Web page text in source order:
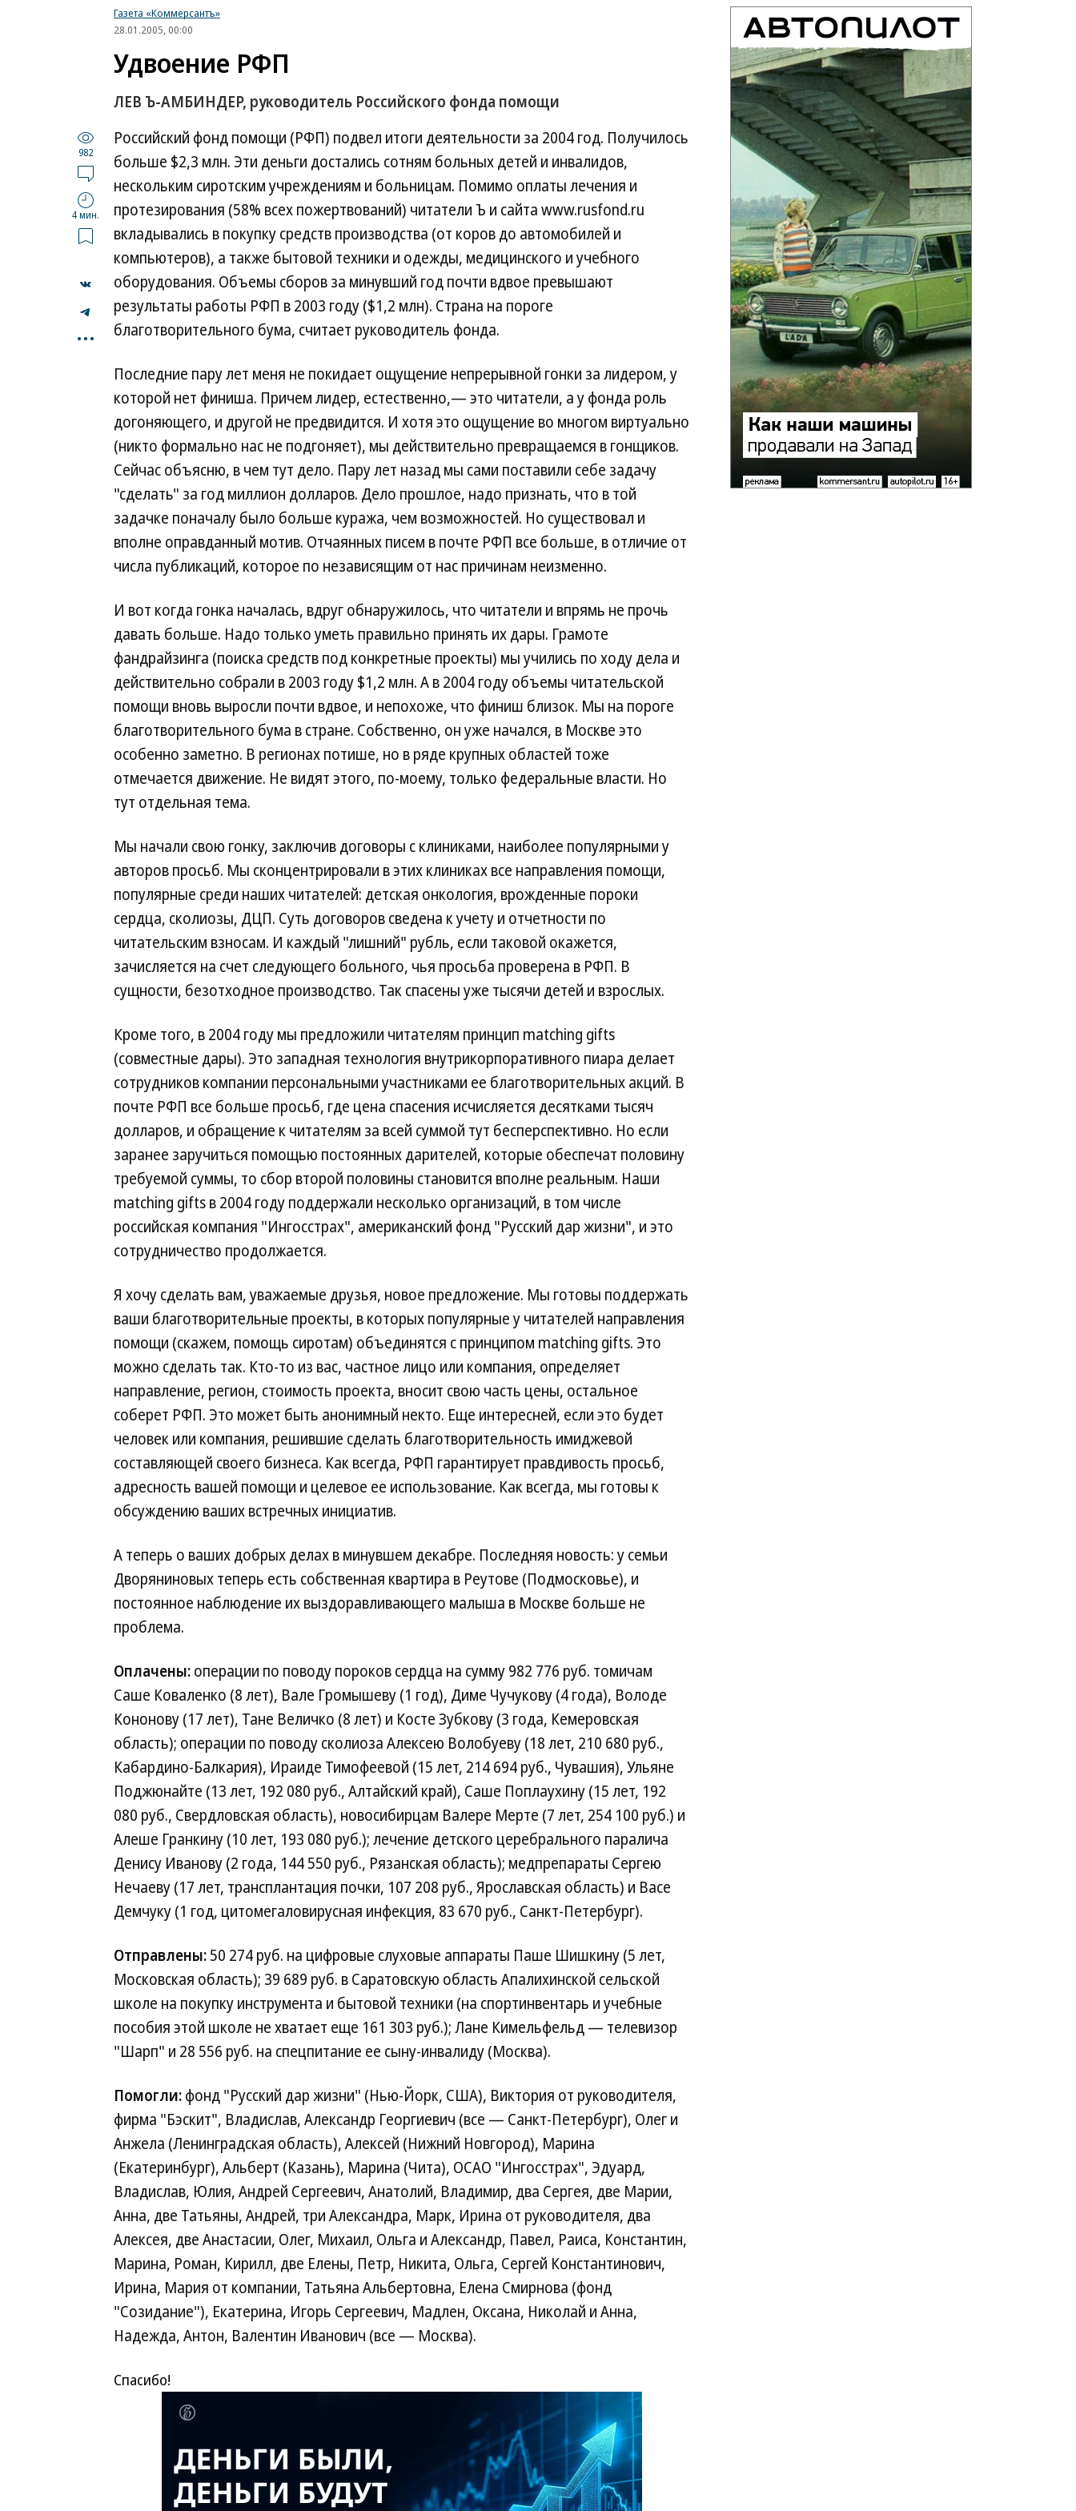
Газета «Коммерсантъ»
28.01.2005, 00:00
Удвоение РФП
ЛЕВ Ъ-АМБИНДЕР, руководитель Российского фонда помощи
982
4 мин.
...
Российский фонд помощи (РФП) подвел итоги деятельности за 2004 год. Получилось
больше $2,3 млн. Эти деньги достались сотням больных детей и инвалидов,
нескольким сиротским учреждениям и больницам. Помимо оплаты лечения и
протезирования (58% всех пожертвований) читатели Ъ и сайта www.rusfond.ru
вкладывались в покупку средств производства (от коров до автомобилей и
компьютеров), а также бытовой техники и одежды, медицинского и учебного
оборудования. Объемы сборов за минувший год почти вдвое превышают
результаты работы РФП в 2003 году ($1,2 млн). Страна на пороге
благотворительного бума, считает руководитель фонда.
Последние пару лет меня не покидает ощущение непрерывной гонки за лидером, у
которой нет финиша. Причем лидер, естественно,— это читатели, а у фонда роль
догоняющего, и другой не предвидится. И хотя это ощущение во многом виртуально
(никто формально нас не подгоняет), мы действительно превращаемся в гонщиков.
Сейчас объясню, в чем тут дело. Пару лет назад мы сами поставили себе задачу
"сделать" за год миллион долларов. Дело прошлое, надо признать, что в той
задачке поначалу было больше куража, чем возможностей. Но существовал и
вполне оправданный мотив. Отчаянных писем в почте РФП все больше, в отличие от
числа публикаций, которое по независящим от нас причинам неизменно.
И вот когда гонка началась, вдруг обнаружилось, что читатели и впрямь не прочь
давать больше. Надо только уметь правильно принять их дары. Грамоте
фандрайзинга (поиска средств под конкретные проекты) мы учились по ходу дела и
действительно собрали в 2003 году $1,2 млн. А в 2004 году объемы читательской
помощи вновь выросли почти вдвое, и непохоже, что финиш близок. Мы на пороге
благотворительного бума в стране. Собственно, он уже начался, в Москве это
особенно заметно. В регионах потише, но в ряде крупных областей тоже
отмечается движение. Не видят этого, по-моему, только федеральные власти. Но
тут отдельная тема.
Мы начали свою гонку, заключив договоры с клиниками, наиболее популярными у
авторов просьб. Мы сконцентрировали в этих клиниках все направления помощи,
популярные среди наших читателей: детская онкология, врожденные пороки
сердца, сколиозы, ДЦП. Суть договоров сведена к учету и отчетности по
читательским взносам. И каждый "лишний" рубль, если таковой окажется,
зачисляется на счет следующего больного, чья просьба проверена в РФП. В
сущности, безотходное производство. Так спасены уже тысячи детей и взрослых.
Кроме того, в 2004 году мы предложили читателям принцип matching gifts
(совместные дары). Это западная технология внутрикорпоративного пиара делает
сотрудников компании персональными участниками ее благотворительных акций. В
почте РФП все больше просьб, где цена спасения исчисляется десятками тысяч
долларов, и обращение к читателям за всей суммой тут бесперспективно. Но если
заранее заручиться помощью постоянных дарителей, которые обеспечат половину
требуемой суммы, то сбор второй половины становится вполне реальным. Наши
matching gifts в 2004 году поддержали несколько организаций, в том числе
российская компания "Ингосстрах", американский фонд "Русский дар жизни", и это
сотрудничество продолжается.
Я хочу сделать вам, уважаемые друзья, новое предложение. Мы готовы поддержать
ваши благотворительные проекты, в которых популярные у читателей направления
помощи (скажем, помощь сиротам) объединятся с принципом matching gifts. Это
можно сделать так. Кто-то из вас, частное лицо или компания, определяет
направление, регион, стоимость проекта, вносит свою часть цены, остальное
соберет РФП. Это может быть анонимный некто. Еще интересней, если это будет
человек или компания, решившие сделать благотворительность имиджевой
составляющей своего бизнеса. Как всегда, РФП гарантирует правдивость просьб,
адресность вашей помощи и целевое ее использование. Как всегда, мы готовы к
обсуждению ваших встречных инициатив.
А теперь о ваших добрых делах в минувшем декабре. Последняя новость: у семьи
Дворяниновых теперь есть собственная квартира в Реутове (Подмосковье), и
постоянное наблюдение их выздоравливающего малыша в Москве больше не
проблема.
Оплачены:операции по поводу пороков сердца на сумму 982 776 руб. томичам
Саше Коваленко (8 лет), Вале Громышеву (1 год), Диме Чучукову (4 года), Володе
Кононову (17 лет), Тане Величко (8 лет) и Косте Зубкову (3 года, Кемеровская
область); операции по поводу сколиоза Алексею Волобуеву (18 лет, 210 680 руб.,
Кабардино-Балкария), Ираиде Тимофеевой (15 лет, 214 694 руб., Чувашия), Ульяне
Поджюнайте (13 лет, 192 080 руб., Алтайский край), Саше Поплаухину (15 лет, 192
080 руб., Свердловская область), новосибирцам Валере Мерте (7 лет, 254 100 руб.) и
Алеше Гранкину (10 лет, 193 080 руб.); лечение детского церебрального паралича
Денису Иванову (2 года, 144 550 руб., Рязанская область); медпрепараты Сергею
Нечаеву (17 лет, трансплантация почки, 107 208 руб., Ярославская область) и Васе
Демчуку (1 год, цитомегаловирусная инфекция, 83 670 руб., Санкт-Петербург).
Отправлены:50 274 руб. на цифровые слуховые аппараты Паше Шишкину (5 лет,
Московская область); 39 689 руб. в Саратовскую область Апалихинской сельской
школе на покупку инструмента и бытовой техники (на спортинвентарь и учебные
пособия этой школе не хватает еще 161 303 руб.); Лане Кимельфельд — телевизор
"Шарп" и 28 556 руб. на спецпитание ее сыну-инвалиду (Москва).
Помогли:фонд "Русский дар жизни" (Нью-Йорк, США), Виктория от руководителя,
фирма "Бэскит", Владислав, Александр Георгиевич (все — Санкт-Петербург), Олег и
Анжела (Ленинградская область), Алексей (Нижний Новгород), Марина
(Екатеринбург), Альберт (Казань), Марина (Чита), ОСАО "Ингосстрах", Эдуард,
Владислав, Юлия, Андрей Сергеевич, Анатолий, Владимир, два Сергея, две Марии,
Анна, две Татьяны, Андрей, три Александра, Марк, Ирина от руководителя, два
Алексея, две Анастасии, Олег, Михаил, Ольга и Александр, Павел, Раиса, Константин,
Марина, Роман, Кирилл, две Елены, Петр, Никита, Ольга, Сергей Константинович,
Ирина, Мария от компании, Татьяна Альбертовна, Елена Смирнова (фонд
"Созидание"), Екатерина, Игорь Сергеевич, Мадлен, Оксана, Николай и Анна,
Надежда, Антон, Валентин Иванович (все — Москва).
Спасибо!